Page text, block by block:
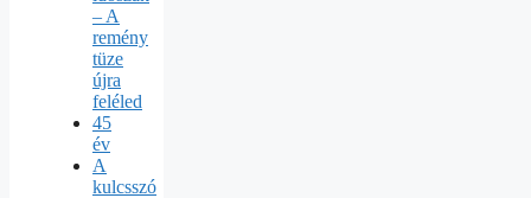
– A
remény
tüze
újra
feléled
45
év
A
kulcsszó